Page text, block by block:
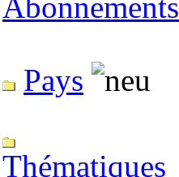
Pays
Thématiques